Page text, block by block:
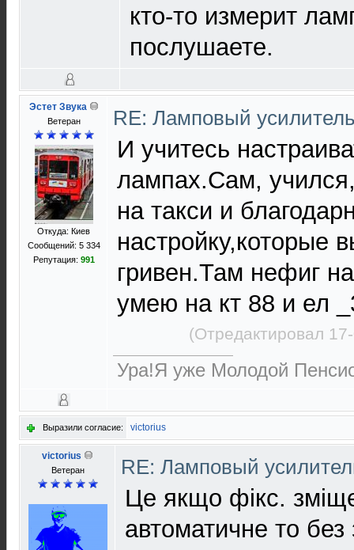
кто-то измерит
послушаете.
Эстет Звука
Ветеран
Откуда: Киев
Сообщений: 5 334
Репутация: 991
RE: Ламповый
И учитесь
лампах.Сам,
на такси и
настройку,которые
гривен.Там нефиг
умею на кт 88 и ел
(Отредактировал
Ура!Я уже Молодой
Выразили согласие: victorius
victorius
Ветеран RE: Ламповый
Це якщо фікс.
автоматичне то